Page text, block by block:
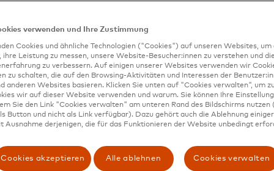
geben angesichts der jüngsten Entwicklungen
Die Welt erlebt nicht nur eine globale Migration,
nach der Pandemie erholt, wobei der Wandel hin zur
eröffnet. „Früher nutzten Kleinunternehmer
und verkauften nur an Menschen, die leicht zu
Leiter Transfer Solutions bei Mastercard. „Nicht
zunehmenden Globalisierung Schritt halten zu
Unternehmen sowie Banken, ihre Kunden und
Möglichkeiten für internationale Geldtransfers –
zugänglichen Märkten tätig sind. Sie müssen außerdem
anbieten, wie die Menschen Gelder erhalten
verwenden und Ihre Zustimmung
Cookies und ähnliche Technologien ("Cookies") auf unseren Websites, um
ihre Leistung zu messen, unsere Website-Besucher:innen zu verstehen und die
zu verbessern. Auf einigen unserer Websites verwenden wir
zu schalten, die auf den Browsing-Aktivitäten und Interessen der
anderen Websites basieren. Klicken Sie unten auf "Cookies verwalten", um
wir auf dieser Website verwenden und warum. Sie können Ihre
Sie den Link "Cookies verwalten" am unteren Rand des Bildschirms nutzen
Button und nicht als Link verfügbar). Dazu gehört auch die Ablehnung
Ausnahme derjenigen, die für das Funktionieren der Website unbedingt
Cookies akzeptieren Alle ablehnen Cookies verwalten